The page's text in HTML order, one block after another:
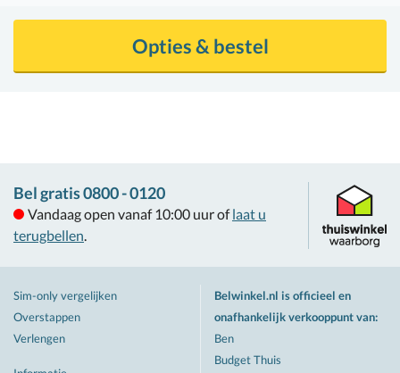
Opties & bestel
Bel gratis 0800 - 0120
Vandaag open vanaf 10:00 uur of laat u
terugbellen.
Sim-only vergelijken
Overstappen
Verlengen
Belwinkel.nl is officieel en
onafhankelijk verkooppunt van:
Ben
Budget Thuis